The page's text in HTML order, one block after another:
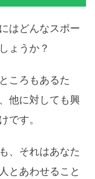
はどんなスポー
ょうか？
ころもあるた
他に対しても興
です。
、それはあなた
とあわせること